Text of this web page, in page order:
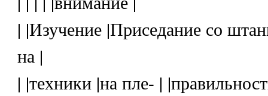
| |Изучение |Приседание со
на |
| |техники |на пле- |